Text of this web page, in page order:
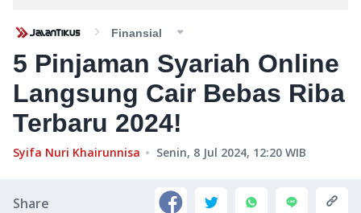
Finansial
5 Pinjaman Syariah Online
Langsung Cair Bebas Riba
Terbaru 2024!
Syifa Nuri Khairunnisa Senin, 8 Jul 2024, 12:20 WIB
Share